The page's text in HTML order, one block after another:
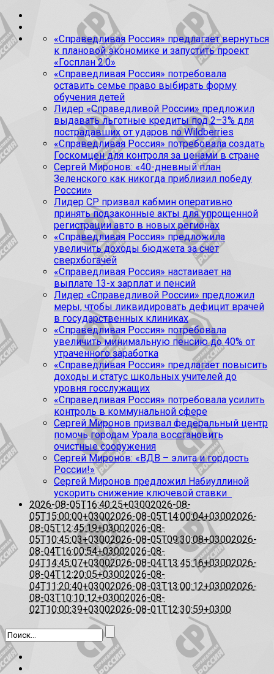
«Справедливая Россия» предлагает вернуться
к плановой экономике и запустить проект
«Госплан 2.0»
«Справедливая Россия» потребовала
оставить семье право выбирать форму
обучения детей
Лидер «Справедливой России» предложил
выдавать льготные кредиты под 2–3% для
пострадавших от ударов по Wildberries
«Справедливая Россия» потребовала создать
Госкомцен для контроля за ценами в стране
Сергей Миронов: «40-дневный план
Зеленского как никогда приблизил победу
России»
Лидер СР призвал кабмин оперативно
принять подзаконные акты для упрощенной
регистрации авто в новых регионах
«Справедливая Россия» предложила
увеличить доходы бюджета за счет
сверхбогачей
«Справедливая Россия» настаивает на
выплате 13-х зарплат и пенсий
Лидер «Справедливой России» предложил
меры, чтобы ликвидировать дефицит врачей
в государственных клиниках
«Справедливая Россия» потребовала
увеличить минимальную пенсию до 40% от
утраченного заработка
«Справедливая Россия» предлагает повысить
доходы и статус школьных учителей до
уровня госслужащих
«Справедливая Россия» потребовала усилить
контроль в коммунальной сфере
Сергей Миронов призвал федеральный центр
помочь городам Урала восстановить
очистные сооружения
Сергей Миронов: «ВДВ – элита и гордость
России!»
Сергей Миронов предложил Набиуллиной
ускорить снижение ключевой ставки
2026-08-05T16:40:25+03002026-08-
05T15:00:00+03002026-08-05T14:00:04+03002026-
08-05T12:45:19+03002026-08-
05T10:45:03+03002026-08-05T09:30:08+03002026-
08-04T16:00:54+03002026-08-
04T14:45:07+03002026-08-04T13:45:16+03002026-
08-04T12:20:05+03002026-08-
04T11:20:40+03002026-08-03T13:00:12+03002026-
08-03T10:10:12+03002026-08-
02T10:00:39+03002026-08-01T12:30:59+0300